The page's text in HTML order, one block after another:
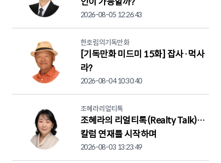
2026-08-05 12:26:43
한호림의기독만화
[기독만화 미드미 15화] 잡사·먹사
라?
2026-08-04 10:30:40
조혜라리얼티톡
조혜라의 리얼티톡(Realty Talk)…
칼럼 연재를 시작하며
2026-08-03 13:23:49